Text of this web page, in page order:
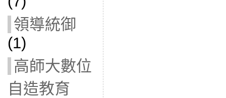
領導統御
(1)
高師大數位
自造教育